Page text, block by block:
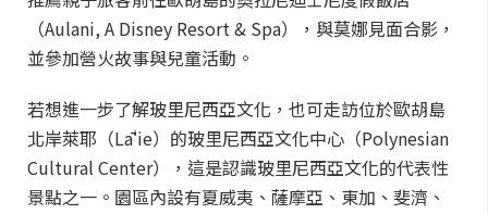
（Aulani, A Disney Resort & Spa），與莫娜見面合影，
並參加營火故事與兒童活動。
若想進一步了解玻里尼西亞文化，也可走訪位於歐胡島
北岸萊耶（Lāʻie）的玻里尼西亞文化中心（Polynesian
Cultural Center），這是認識玻里尼西亞文化的代表性
景點之一。園區內設有夏威夷、薩摩亞、東加、斐濟、